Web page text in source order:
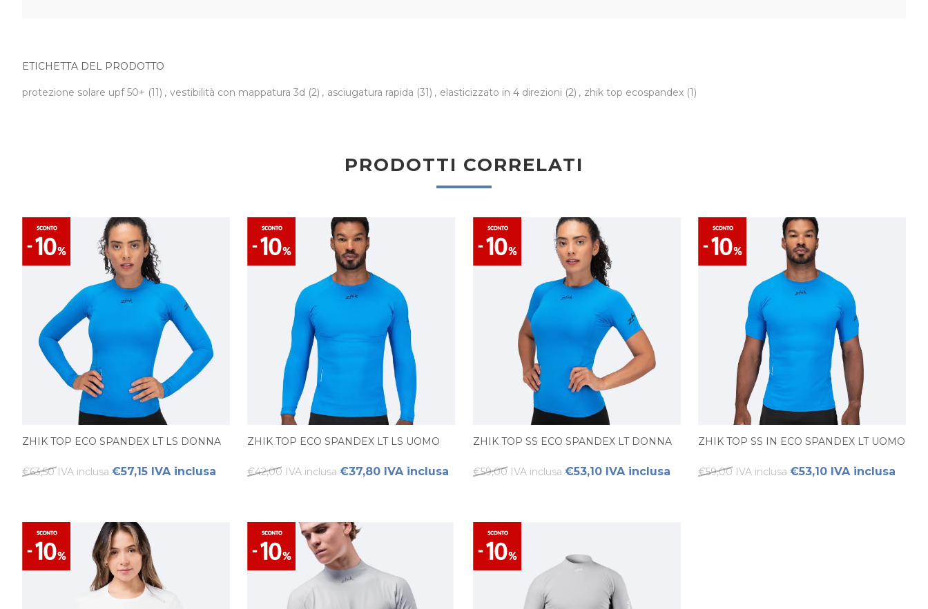
ETICHETTA DEL PRODOTTO
protezione solare upf 50+ (11) , vestibilità con mappatura 3d (2) , asciugatura rapida (31) , elasticizzato in 4 direzioni (2) , zhik top ecospandex (1)
PRODOTTI CORRELATI
ZHIK TOP ECO SPANDEX LT LS DONNA
€63,50 IVA inclusa €57,15 IVA inclusa
ZHIK TOP ECO SPANDEX LT LS UOMO
€42,00 IVA inclusa €37,80 IVA inclusa
ZHIK TOP SS ECO SPANDEX LT DONNA
€59,00 IVA inclusa €53,10 IVA inclusa
ZHIK TOP SS IN ECO SPANDEX LT UOMO
€59,00 IVA inclusa €53,10 IVA inclusa